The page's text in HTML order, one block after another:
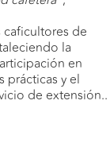
de
la
en
prácticas y el
de extensión..